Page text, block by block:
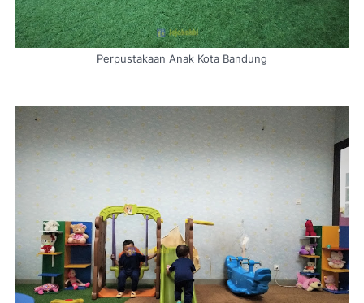
Perpustakaan Anak Kota Bandung